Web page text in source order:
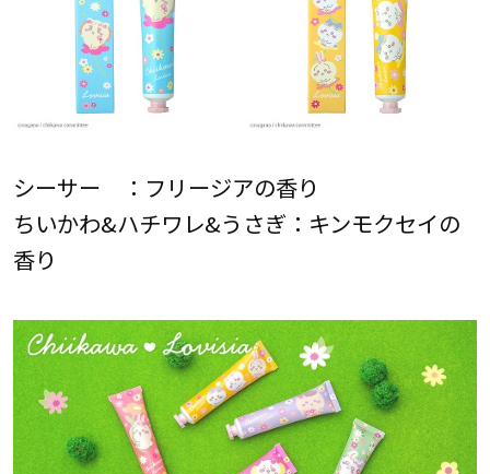
シーサー ：フリージアの香り
ちいかわ&ハチワレ&うさぎ：キンモクセイの
香り